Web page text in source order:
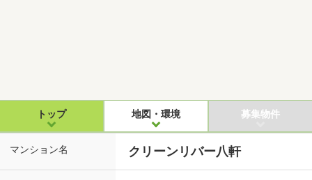
トップ 地図・環境 募集物件
マンション名 クリーンリバー八軒